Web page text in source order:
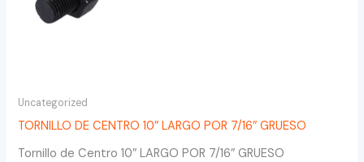
Uncategorized
TORNILLO DE CENTRO 10″ LARGO POR 7/16″ GRUESO
Tornillo de Centro 10″ LARGO POR 7/16″ GRUESO